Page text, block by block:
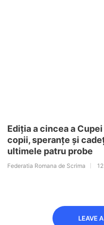
Ediția a cincea a
copii, speranțe și
ultimele patru probe
Federatia Romana de Scrima
LEAVE